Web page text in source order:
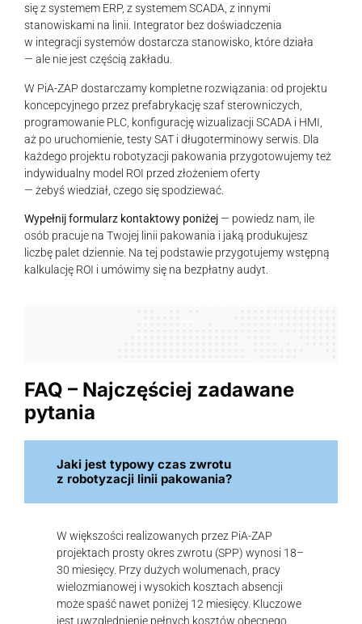
się z systemem ERP, z systemem SCADA, z innymi
stanowiskami na linii. Integrator bez doświadczenia
w integracji systemów dostarcza stanowisko, które działa
— ale nie jest częścią zakładu.
W PiA-ZAP dostarczamy kompletne rozwiązania: od projektu
koncepcyjnego przez prefabrykację szaf sterowniczych,
programowanie PLC, konfigurację wizualizacji SCADA i HMI,
aż po uruchomienie, testy SAT i długoterminowy serwis. Dla
każdego projektu robotyzacji pakowania przygotowujemy też
indywidualny model ROI przed złożeniem oferty
— żebyś wiedział, czego się spodziewać.
Wypełnij formularz kontaktowy poniżej — powiedz nam, ile
osób pracuje na Twojej linii pakowania i jaką produkujesz
liczbę palet dziennie. Na tej podstawie przygotujemy wstępną
kalkulację ROI i umówimy się na bezpłatny audyt.
FAQ – Najczęściej zadawane
pytania
Jaki jest typowy czas zwrotu
z robotyzacji linii pakowania?
W większości realizowanych przez PiA-ZAP
projektach prosty okres zwrotu (SPP) wynosi 18–
30 miesięcy. Przy dużych wolumenach, pracy
wielozmianowej i wysokich kosztach absencji
może spaść nawet poniżej 12 miesięcy. Kluczowe
jest uwzględnienie pełnych kosztów obecnego